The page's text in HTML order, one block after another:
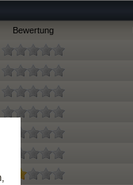
Bewertung